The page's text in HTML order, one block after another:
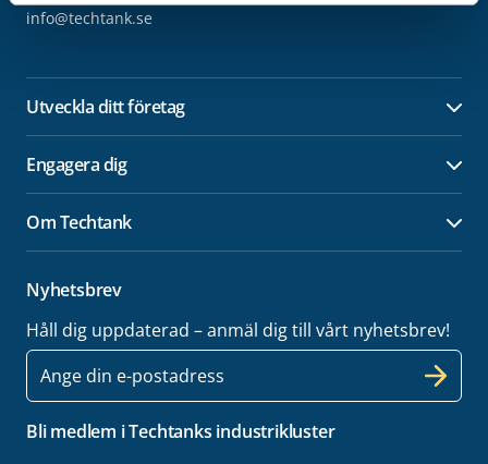
info@techtank.se
Utveckla ditt företag
Engagera dig
Om Techtank
Nyhetsbrev
Håll dig uppdaterad – anmäl dig till vårt nyhetsbrev!
E-
post
Bli medlem i Techtanks industrikluster